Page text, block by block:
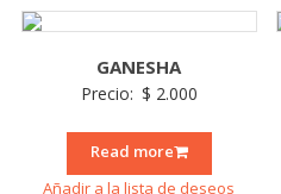
GANESHA
Precio: $ 2.000
Read more
Añadir a la lista de deseos